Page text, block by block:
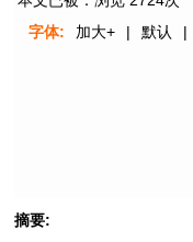
字体:
加大+ | 默认 |
摘要: